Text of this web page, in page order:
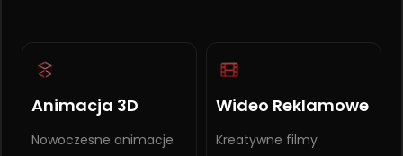
Animacja 3D
Nowoczesne animacje
Wideo Reklamowe
Kreatywne filmy